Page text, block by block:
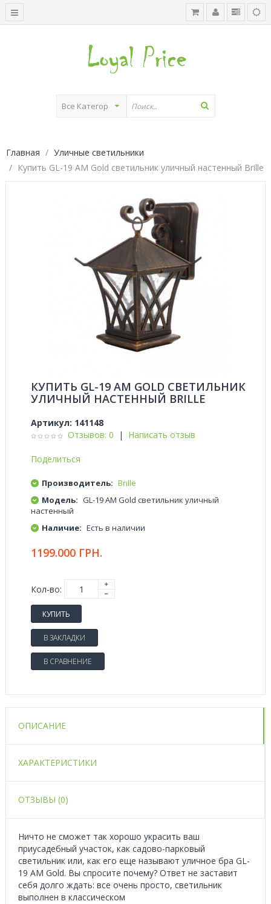
Главная
Уличные светильники
Купить GL-19 AM Gold светильник уличный настенный Brille
КУПИТЬ GL-19 AM GOLD СВЕТИЛЬНИК
УЛИЧНЫЙ НАСТЕННЫЙ BRILLE
Артикул: 141148
Отзывов: 0 | Написать отзыв
Поделиться
Производитель: Brille
Модель: GL-19 AM Gold светильник уличный
настенный
Наличие: Есть в наличии
1199.000 ГРН.
Кол-во:
КУПИТЬ
В ЗАКЛАДКИ
В СРАВНЕНИЕ
ОПИСАНИЕ
ХАРАКТЕРИСТИКИ
ОТЗЫВЫ (0)
Ничто не сможет так хорошо украсить ваш
приусадебный участок, как садово-парковый
светильник или, как его еще называют уличное бра GL-
19 AM Gold. Вы спросите почему? Ответ не заставит
себя долго ждать: все очень просто, светильник
выполнен в классическом